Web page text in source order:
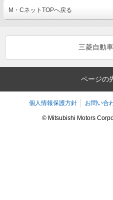
M・CネットTOPへ戻る
三菱自動
ページの
個人情報保護方針 お問い合
© Mitsubishi Motors